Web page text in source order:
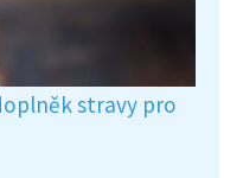
stravy pro